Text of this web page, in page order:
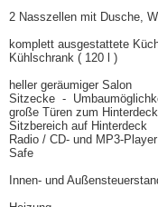
2 Nasszellen mit Dusche,
komplett ausgestattete
Kühlschrank ( 120 l )
heller geräumiger Salon
Sitzecke -
große Türen zum
Sitzbereich auf Hinterdeck
Radio / CD- und MP3-
Safe
Innen- und